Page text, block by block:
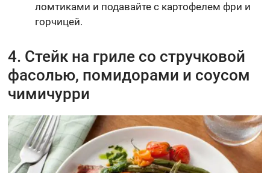
ломтиками и подавайте с картофелем фри и
горчицей.
4. Стейк на гриле со стручковой
фасолью, помидорами и соусом
чимичурри